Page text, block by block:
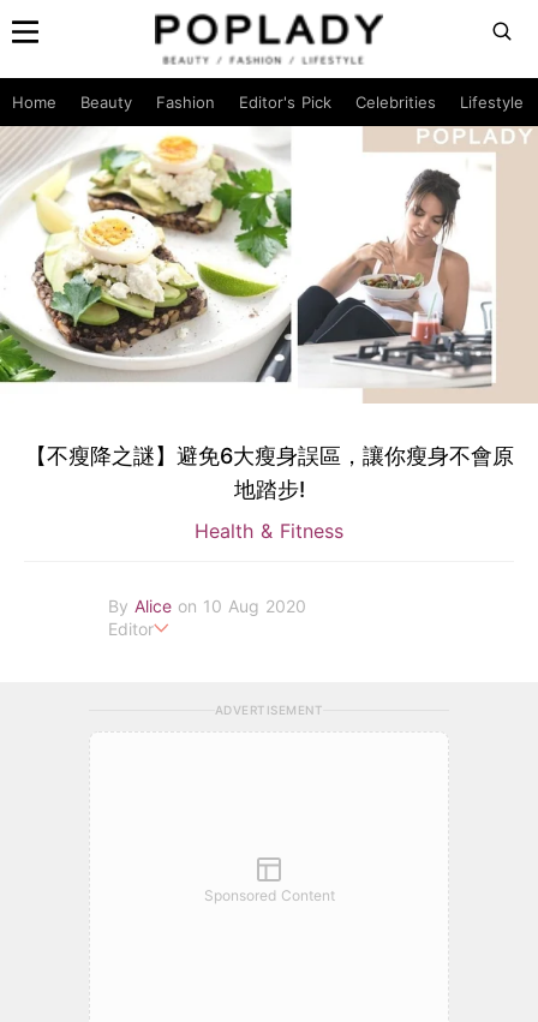
Home Beauty Fashion Editor's Pick Celebrities Lifestyle
【不瘦降之謎】避免6大瘦身誤區，讓你瘦身不會原
地踏步!
Health & Fitness
By Alice on 10 Aug 2020
Editor
ADVERTISEMENT
Sponsored Content